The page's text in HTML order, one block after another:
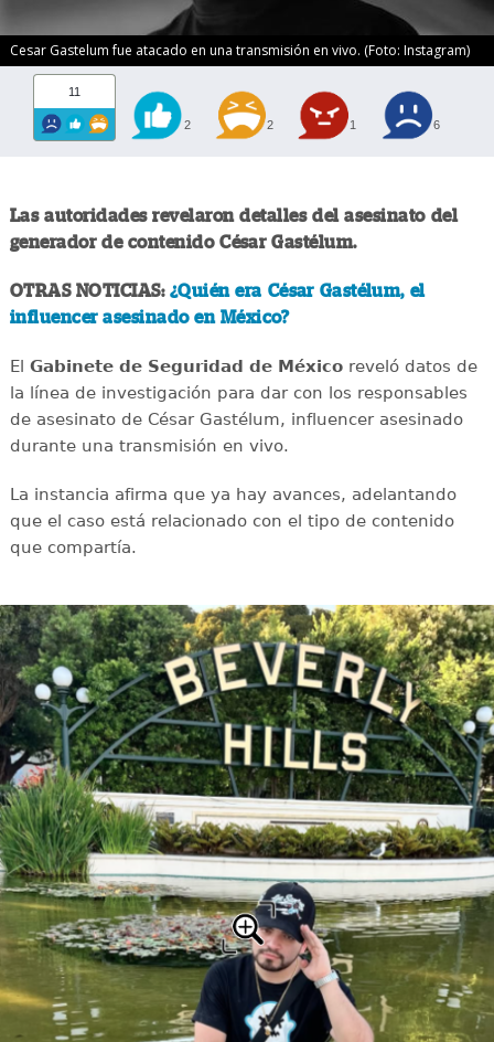
Cesar Gastelum fue atacado en una transmisión en vivo. (Foto: Instagram)
11
2 2 1 6
Las autoridades revelaron detalles del asesinato del
generador de contenido César Gastélum.
OTRAS NOTICIAS: ¿Quién era César Gastélum, el
influencer asesinado en México?
El Gabinete de Seguridad de Méxicoreveló datos de
la línea de investigación para dar con los responsables
de asesinato de César Gastélum, influencer asesinado
durante una transmisión en vivo.
La instancia afirma que ya hay avances, adelantando
que el caso está relacionado con el tipo de contenido
que compartía.